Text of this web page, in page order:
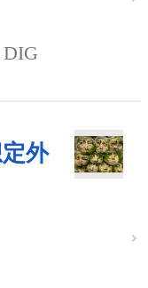
外